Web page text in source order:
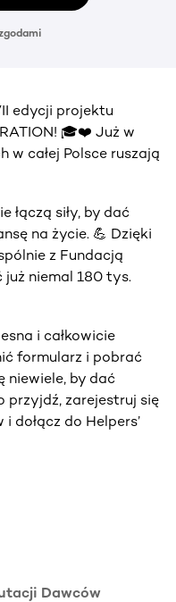
edycji projektu
🎓❤️ Już w
w całej Polsce ruszają
łączą siły, by dać
na życie. 💪 Dzięki
z Fundacją
już niemal 180 tys.
i całkowicie
formularz i pobrać
niewiele, by dać
przyjdź, zarejestruj się
dołącz do Helpers’
Dawców